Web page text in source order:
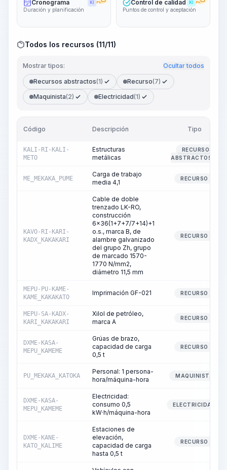
Cronograma KI PRO
Duración y planificación
Control de calidad KI PRO
Puntos de control y aceptación
Todos los recursos (11/11)
Mostrar tipos: Ocultar todos
Recursos abstractos(1) Recurso(7)
Maquinista(2) Electricidad(1)
Código Descripción Tipo
KALI-RI-KALI-
METO
Estructuras
metálicas
RECURSOS
ABSTRACTOS
ME_MEKAKA_PUME
Carga de trabajo
media 4,1
RECURSO
KAVO-RI-KARI-
KADX_KAKAKARI
Cable de doble
trenzado LK-RO,
construcción
6x36(1+7+7/7+14)+1
o.s., marca B, de
alambre galvanizado
del grupo Zh, grupo
de marcado 1570-
1770 N/mm2,
diámetro 11,5 mm
RECURSO
MEPU-PU-KAME-
KAME_KAKAKATO
Imprimación GF-021 RECURSO
MEPU-SA-KADX-
KARI_KAKAKARI
Xilol de petróleo,
marca A
RECURSO
DXME-KASA-
MEPU_KAMEME
Grúas de brazo,
capacidad de carga
0,5 t
RECURSO
PU_MEKAKA_KATOKA
Personal: 1 persona-
hora/máquina-hora
MAQUINISTA
DXME-KASA-
MEPU_KAMEME
Electricidad:
consumo 0,5
kW·h/máquina-hora
ELECTRICIDAD
DXME-KANE-
KATO_KALIME
Estaciones de
elevación,
capacidad de carga
hasta 0,5 t
RECURSO